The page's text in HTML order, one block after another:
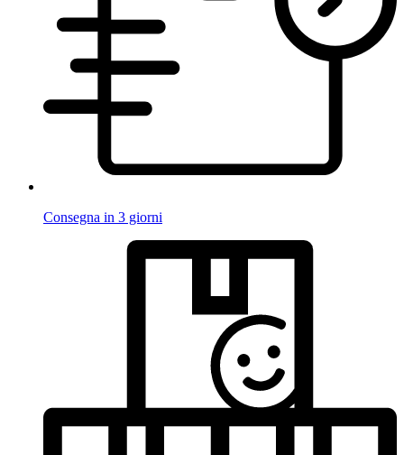
Consegna in 3 giorni